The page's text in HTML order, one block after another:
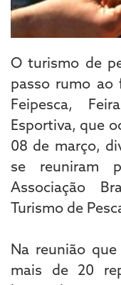
O turismo de
passo rumo
Feipesca,
Esportiva, que
08 de março,
se reuniram
Associação
Turismo de
Na reunião
mais de 20